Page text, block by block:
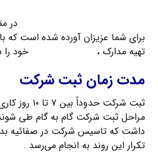
در
برای شما عزیزان آورده شده است که
تهیه مدارک ،
خود را
مدت زمان ثبت شرکت
ثبت شرکت
مراحل ثبت شرکت گام به گام طی
داشت که تاسیس شرکت در صفائیه
تکرار این روند به انجام می‌رسد .